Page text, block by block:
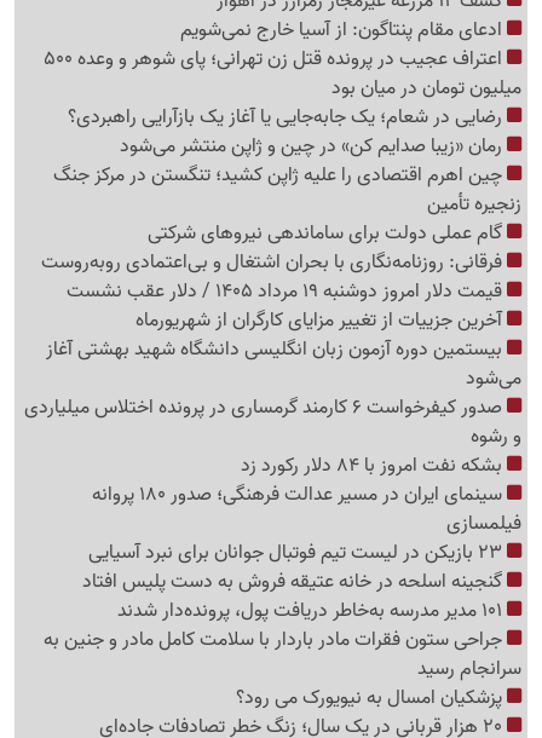
ادعای مقام پنتاگون: از آسیا خارج نمی‌شویم
اعتراف عجیب در پرونده قتل زن تهرانی؛ پای شوهر و وعده 500
میلیون تومان در میان بود
رضایی در شعام؛ یک جابه‌جایی یا آغاز یک بازآرایی راهبردی؟
رمان «زیبا صدایم کن» در چین و ژاپن منتشر می‌شود
چین اهرم اقتصادی را علیه ژاپن کشید؛ تنگستن در مرکز جنگ
زنجیره تأمین
گام عملی دولت برای ساماندهی نیروهای شرکتی
فرقانی: روزنامه‌نگاری با بحران اشتغال و بی‌اعتمادی روبه‌روست
قیمت دلار امروز دوشنبه 19 مرداد 1405 / دلار عقب نشست
آخرین جزییات از تغییر مزایای کارگران از شهریورماه
بیستمین دوره آزمون زبان انگلیسی دانشگاه شهید بهشتی آغاز
می‌شود
صدور کیفرخواست 6 کارمند گرمساری در پرونده اختلاس میلیاردی
و رشوه
بشکه نفت امروز با 84 دلار رکورد زد
سینمای ایران در مسیر عدالت فرهنگی؛ صدور 180 پروانه
فیلمسازی
گنجینه اسلحه در خانه عتیقه فروش به دست پلیس افتاد
جراحی ستون فقرات مادر باردار با سلامت کامل مادر و جنین به
سرانجام رسید
پزشکیان امسال به نیویورک می رود؟